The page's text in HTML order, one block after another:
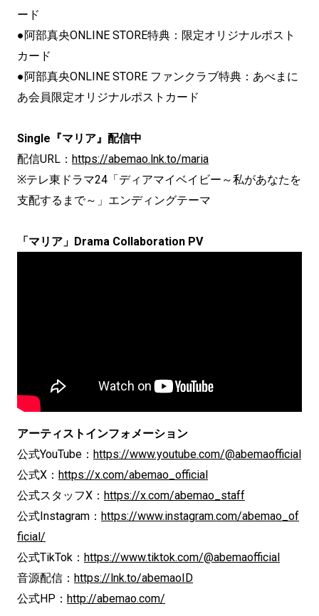
ード
●阿部真央ONLINE STORE特典：限定オリジナルポスト
カード
●阿部真央ONLINE STORE ファンクラブ特典：あべまに
あ会員限定オリジナルポストカード
Single『マリア』配信中
配信URL： https://abemao.lnk.to/maria
※テレ東ドラマ24「ディアマイベイビー～私があなたを
支配するまで～」エンディングテーマ
「マリア」Drama Collaboration PV
アーティストインフォメーション
公式YouTube： https://www.youtube.com/@abemaofficial
公式X： https://x.com/abemao_official
公式スタッフX： https://x.com/abemao_staff
公式Instagram： https://www.instagram.com/abemao_of
ficial/
公式TikTok： https://www.tiktok.com/@abemaofficial
音源配信： https://lnk.to/abemaoID
公式HP： http://abemao.com/